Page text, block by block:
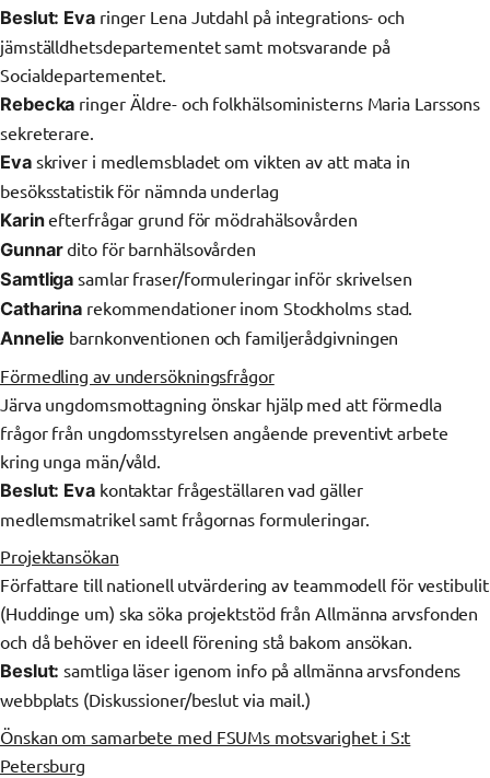
Beslut: Evaringer Lena Jutdahl på integrations- och
jämställdhetsdepartementet samt motsvarande på
Socialdepartementet.
Rebecka ringer Äldre- och folkhälsoministerns Maria Larssons
sekreterare.
Evaskriver i medlemsbladet om vikten av att mata in
besöksstatistik för nämnda underlag
Karinefterfrågar grund för mödrahälsovården
Gunnardito för barnhälsovården
Samtliga samlar fraser/formuleringar inför skrivelsen
Catharina rekommendationer inom Stockholms stad.
Annelie barnkonventionen och familjerådgivningen
Förmedling av undersökningsfrågor
Järva ungdomsmottagning önskar hjälp med att förmedla
frågor från ungdomsstyrelsen angående preventivt arbete
kring unga män/våld.
Beslut: Evakontaktar frågeställaren vad gäller
medlemsmatrikel samt frågornas formuleringar.
Projektansökan
Författare till nationell utvärdering av teammodell för vestibulit
(Huddinge um) ska söka projektstöd från Allmänna arvsfonden
och då behöver en ideell förening stå bakom ansökan.
Beslut: samtliga läser igenom info på allmänna arvsfondens
webbplats (Diskussioner/beslut via mail.)
Önskan om samarbete med FSUMs motsvarighet i S:t
Petersburg